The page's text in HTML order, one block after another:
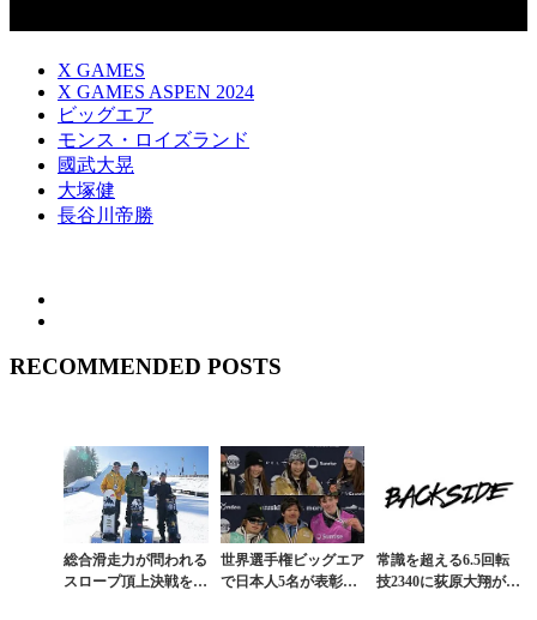
X GAMES
X GAMES ASPEN 2024
ビッグエア
モンス・ロイズランド
國武大晃
大塚健
長谷川帝勝
RECOMMENDED POSTS
総合滑走力が問われる
スロープ頂上決戦をレ
世界選手権ビッグエア
で日本人5名が表彰台
常識を超える6.5回転
技2340に荻原大翔が成